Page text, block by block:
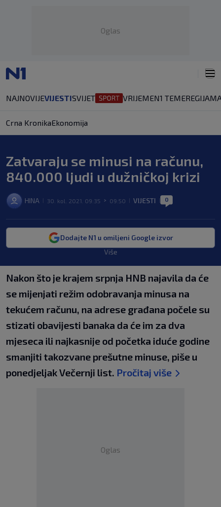
Oglas
NAJNOVIJEVIJESTISVIJET VRIJEMEN1 TEMEREGIJA
Crna KronikaEkonomija
Zatvaraju se minusi na računu,
840.000 ljudi u dužničkoj krizi
HINA 30. kol. 2021. 09:35 > 09:50 VIJESTI 0
Dodajte N1 u omiljeni Google izvor
Više
Nakon što je krajem srpnja HNB najavila da će
se mijenjati režim odobravanja minusa na
tekućem računu, na adrese građana počele su
stizati obavijesti banaka da će im za dva
mjeseca ili najkasnije od početka iduće godine
smanjiti takozvane prešutne minuse, piše u
ponedjeljak Večernji list. Pročitaj više
Oglas